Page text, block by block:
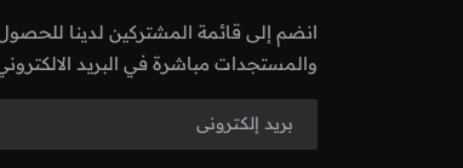
انضم إلى قائمة المشتركين لدينا للحصول
والمستجدات مباشرة في البريد